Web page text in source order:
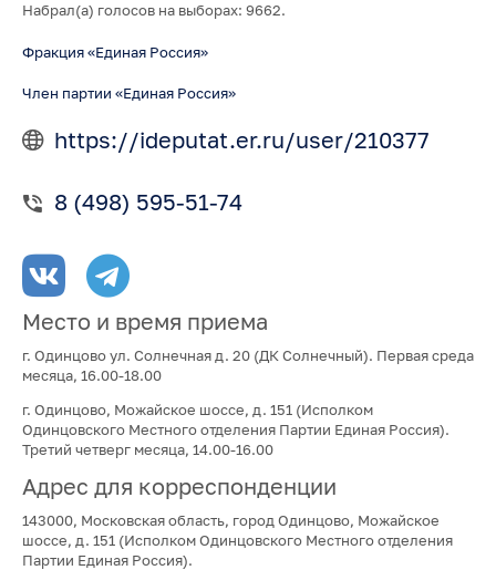
Набрал(а) голосов на выборах: 9662.
Фракция «Единая Россия»
Член партии «Единая Россия»
https://ideputat.er.ru/user/210377
8 (498) 595-51-74
Место и время приема
г. Одинцово ул. Солнечная д. 20 (ДК Солнечный). Первая среда
месяца, 16.00-18.00
г. Одинцово, Можайское шоссе, д. 151 (Исполком
Одинцовского Местного отделения Партии Единая Россия).
Третий четверг месяца, 14.00-16.00
Адрес для корреспонденции
143000, Московская область, город Одинцово, Можайское
шоссе, д. 151 (Исполком Одинцовского Местного отделения
Партии Единая Россия).